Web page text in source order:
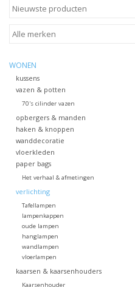
MEUBELS
STATIONARY
OUTDOOR
SALE
KAMERS
ALGEMEEN
Merken
WONEN
kussens
vazen & potten
70's cilinder vazen
opbergers & manden
haken & knoppen
wanddecoratie
vloerkleden
paper bags
Het verhaal & afmetingen
verlichting
Tafellampen
lampenkappen
oude lampen
hanglampen
wandlampen
vloerlampen
kaarsen & kaarsenhouders
Kaarsenhouder